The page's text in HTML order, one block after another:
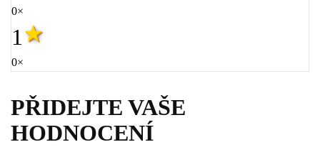
0×
1
0×
PŘIDEJTE VAŠE
HODNOCENÍ